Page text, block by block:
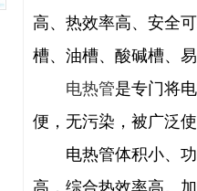
高、热效率高、安全
槽、油槽、酸碱槽、
电热管是专门将
便，无污染，被广泛
电热管体积小、功
高，综合热效率高。